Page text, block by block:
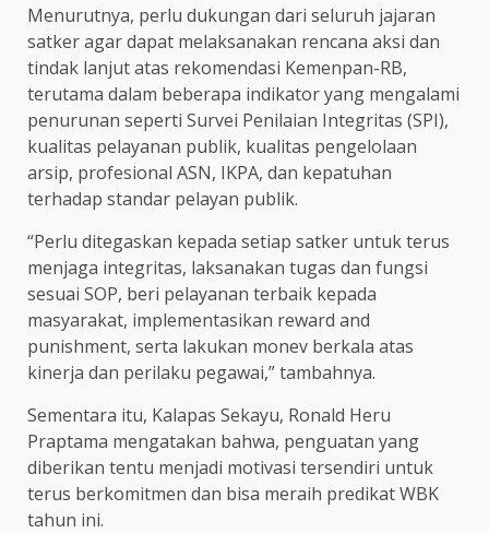
Menurutnya, perlu dukungan dari seluruh jajaran
satker agar dapat melaksanakan rencana aksi dan
tindak lanjut atas rekomendasi Kemenpan-RB,
terutama dalam beberapa indikator yang mengalami
penurunan seperti Survei Penilaian Integritas (SPI),
kualitas pelayanan publik, kualitas pengelolaan
arsip, profesional ASN, IKPA, dan kepatuhan
terhadap standar pelayan publik.
“Perlu ditegaskan kepada setiap satker untuk terus
menjaga integritas, laksanakan tugas dan fungsi
sesuai SOP, beri pelayanan terbaik kepada
masyarakat, implementasikan reward and
punishment, serta lakukan monev berkala atas
kinerja dan perilaku pegawai,” tambahnya.
Sementara itu, Kalapas Sekayu, Ronald Heru
Praptama mengatakan bahwa, penguatan yang
diberikan tentu menjadi motivasi tersendiri untuk
terus berkomitmen dan bisa meraih predikat WBK
tahun ini.